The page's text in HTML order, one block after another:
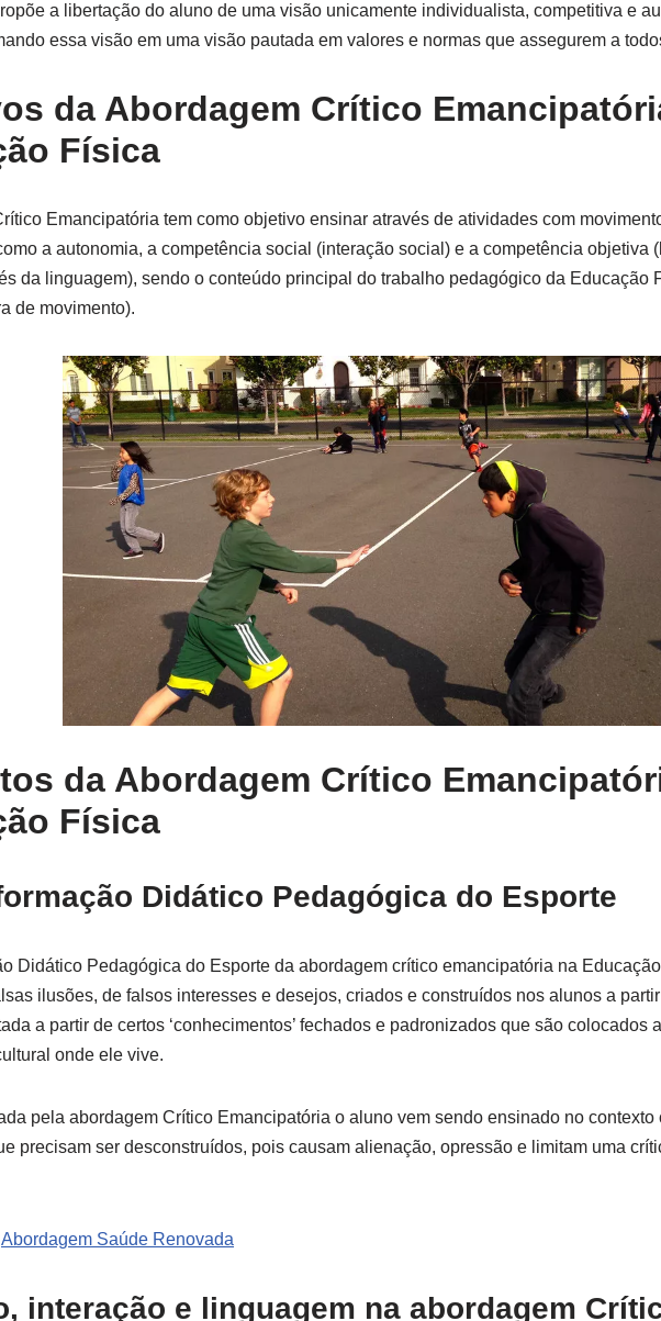
a libertação do aluno de uma visão unicamente individualista, competitiva e
essa visão em uma visão pautada em valores e normas que assegurem a
da Abordagem Crítico
Física
Emancipatória tem como objetivo ensinar através de atividades com
a autonomia, a competência social (interação social) e a competência objetiva
da linguagem), sendo o conteúdo principal do trabalho pedagógico da Educação
de movimento).
da Abordagem Crítico
Física
Didático Pedagógica do Esporte
Didático Pedagógica do Esporte da abordagem crítico emancipatória na
ilusões, de falsos interesses e desejos, criados e construídos nos alunos a
a partir de certos ‘conhecimentos’ fechados e padronizados que são
onde ele vive.
pela abordagem Crítico Emancipatória o aluno vem sendo ensinado no
precisam ser desconstruídos, pois causam alienação, opressão e limitam uma
Abordagem Saúde Renovada
interação e linguagem na abordagem